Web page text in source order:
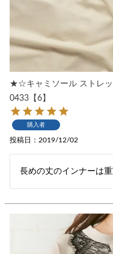
★☆キャミソール ストレッ
0433【6】
購入者
投稿日 2019/12/02
長めの丈のインナーは